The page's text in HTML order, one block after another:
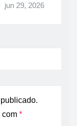
jun 29, 2026
com *